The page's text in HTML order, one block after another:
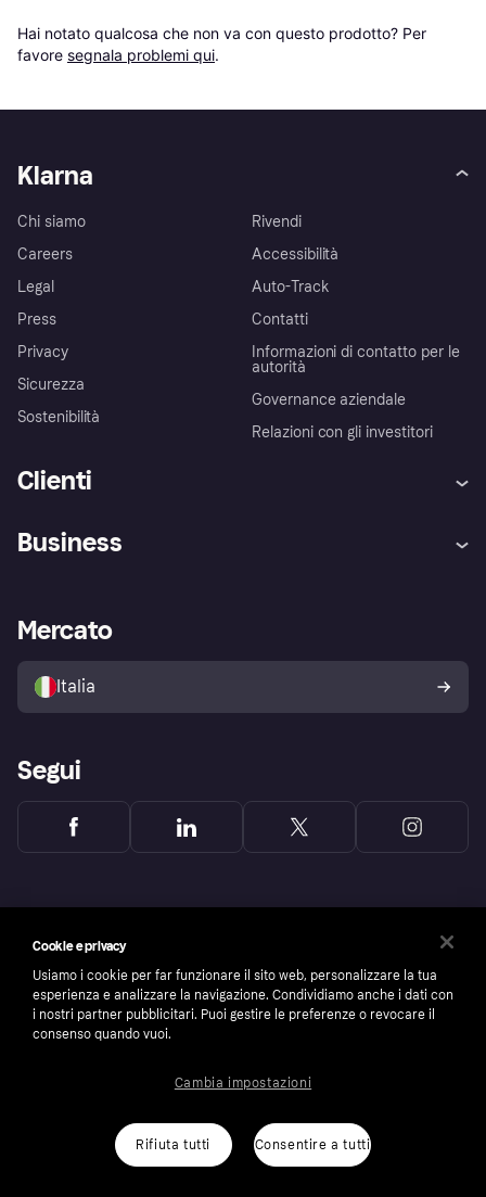
Hai notato qualcosa che non va con questo prodotto? Per
favore segnala problemi qui.
Klarna
Chi siamo
Careers
Legal
Press
Privacy
Sicurezza
Sostenibilità
Rivendi
Accessibilità
Auto-Track
Contatti
Informazioni di contatto per le
autorità
Governance aziendale
Relazioni con gli investitori
Clienti
Assistenza
Esplora i negozi
Politica di protezione
dell'acquirente Klarna
Business
Accesso aziende
Mercato
Italia
Segui
number: 556737-0431
Cookies Klarna.com
Cookie e privacy
Usiamo i cookie per far funzionare il sito web, personalizzare la tua
esperienza e analizzare la navigazione. Condividiamo anche i dati con
i nostri partner pubblicitari. Puoi gestire le preferenze o revocare il
consenso quando vuoi.
Rifiuta tutti Consentire a tutti
Cambia impostazioni